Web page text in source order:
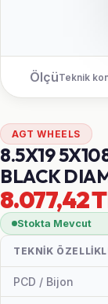
ÖlçüTeknik
AGT WHEELS
8.5X19
BLACK
8.077,42
Stokta Mevcut
TEKNIK
PCD / Bijon